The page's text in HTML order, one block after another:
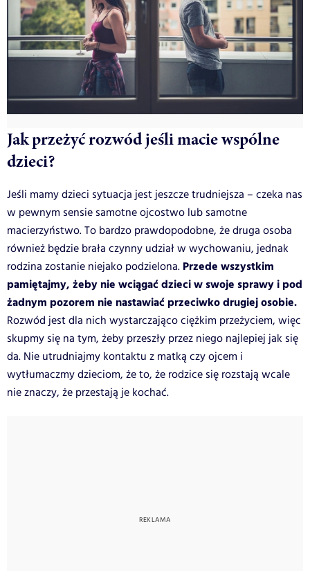
Jak przeżyć rozwód jeśli macie wspólne
dzieci?
Jeśli mamy dzieci sytuacja jest jeszcze trudniejsza – czeka nas
w pewnym sensie samotne ojcostwo lub samotne
macierzyństwo. To bardzo prawdopodobne, że druga osoba
również będzie brała czynny udział w wychowaniu, jednak
rodzina zostanie niejako podzielona. Przede wszystkim
pamiętajmy, żeby nie wciągać dzieci w swoje sprawy i pod
żadnym pozorem nie nastawiać przeciwko drugiej osobie.
Rozwód jest dla nich wystarczająco ciężkim przeżyciem, więc
skupmy się na tym, żeby przeszły przez niego najlepiej jak się
da. Nie utrudniajmy kontaktu z matką czy ojcem i
wytłumaczmy dzieciom, że to, że rodzice się rozstają wcale
nie znaczy, że przestają je kochać.